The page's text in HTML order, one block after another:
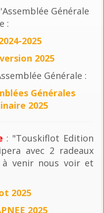
Générale
:
2025
2025
Générale :
Générales
2025
: "Touskiflot Edition
avec 2 radeaux
à venir nous voir et
2025
2025